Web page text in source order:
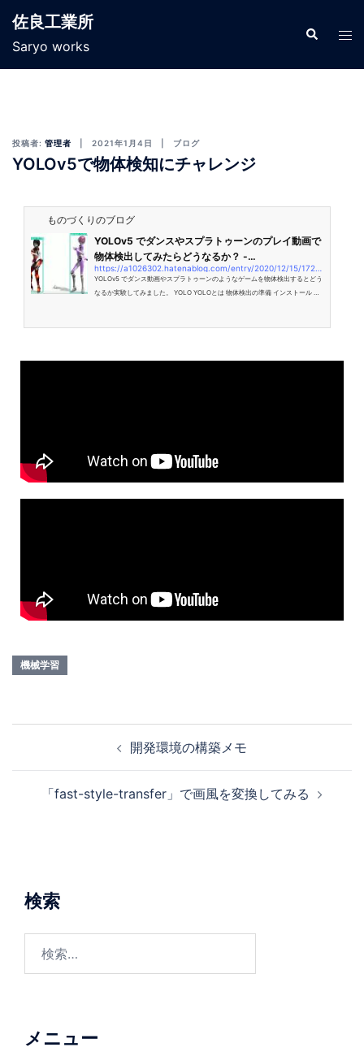
佐良工業所
Saryo works
投稿者: 管理者 2021年1月4日 ブログ
YOLOv5で物体検知にチャレンジ
ものづくりのブログ
YOLOv5 でダンスやスプラトゥーンのプレイ動画で
物体検出してみたらどうなるか？ -…
YOLOv5 でダンス動画やスプラトゥーンのようなゲームを物体検出するとどう
なるか実験してみました。 YOLO YOLOとは 物体検出の準備 インストール NV
nce」の略です。 YOLOは画像データからその画像データに写っている人や
機械学習
開発環境の構築メモ
「fast-style-transfer」で画風を変換してみる
検索
メニュー